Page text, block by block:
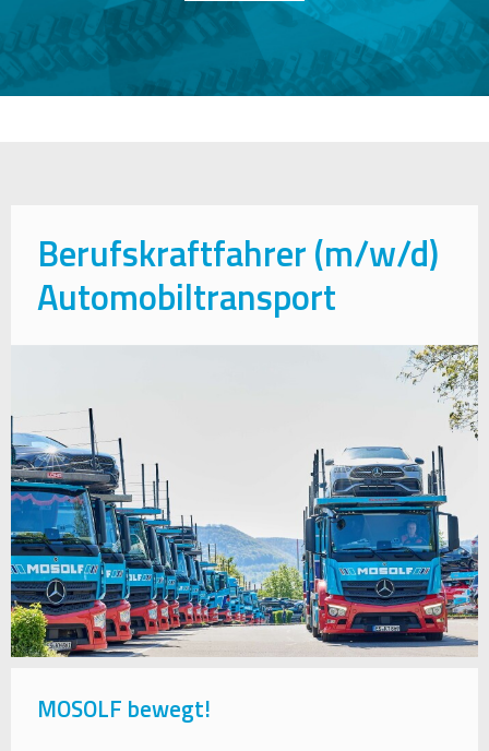
Berufskraftfahrer (m/w/d)
Automobiltransport
MOSOLF bewegt!